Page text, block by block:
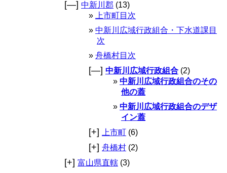
[—] 中新川郡 (13)
上市町目次
中新川広域行政組合・下水道課目
次
舟橋村目次
[—] 中新川広域行政組合 (2)
中新川広域行政組合のその
他の蓋
中新川広域行政組合のデザ
イン蓋
[+] 上市町 (6)
[+] 舟橋村 (2)
[+] 富山県直轄 (3)